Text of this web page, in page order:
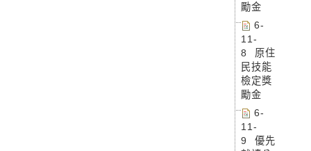
勵金
6-
11-
8 原住
民技能
檢定獎
勵金
6-
11-
9 優先